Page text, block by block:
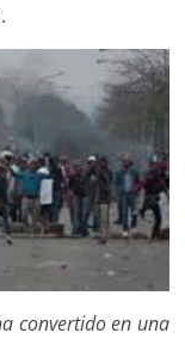
convertido en una